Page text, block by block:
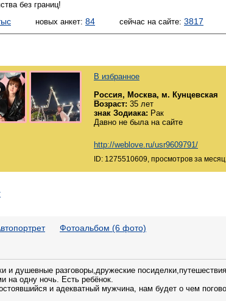
без границ!
новых анкет: 84 сейчас на сайте: 3817
В избранное
Россия, Москва, м. Кунцевская
Возраст: 35 лет
знак Зодиака: Рак
Давно не была на сайте
http://weblove.ru/usr9609791/
ID: 1275510609, просмотров за
Фотоальбом (6 фото)
и душевные разговоры,дружеские
на одну ночь. Есть ребёнок.
и адекватный мужчина, нам будет о чем